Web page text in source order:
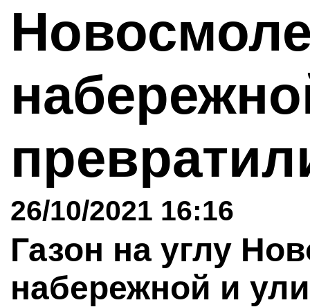
26/10/2021 16:16
Газон на углу
набережной и